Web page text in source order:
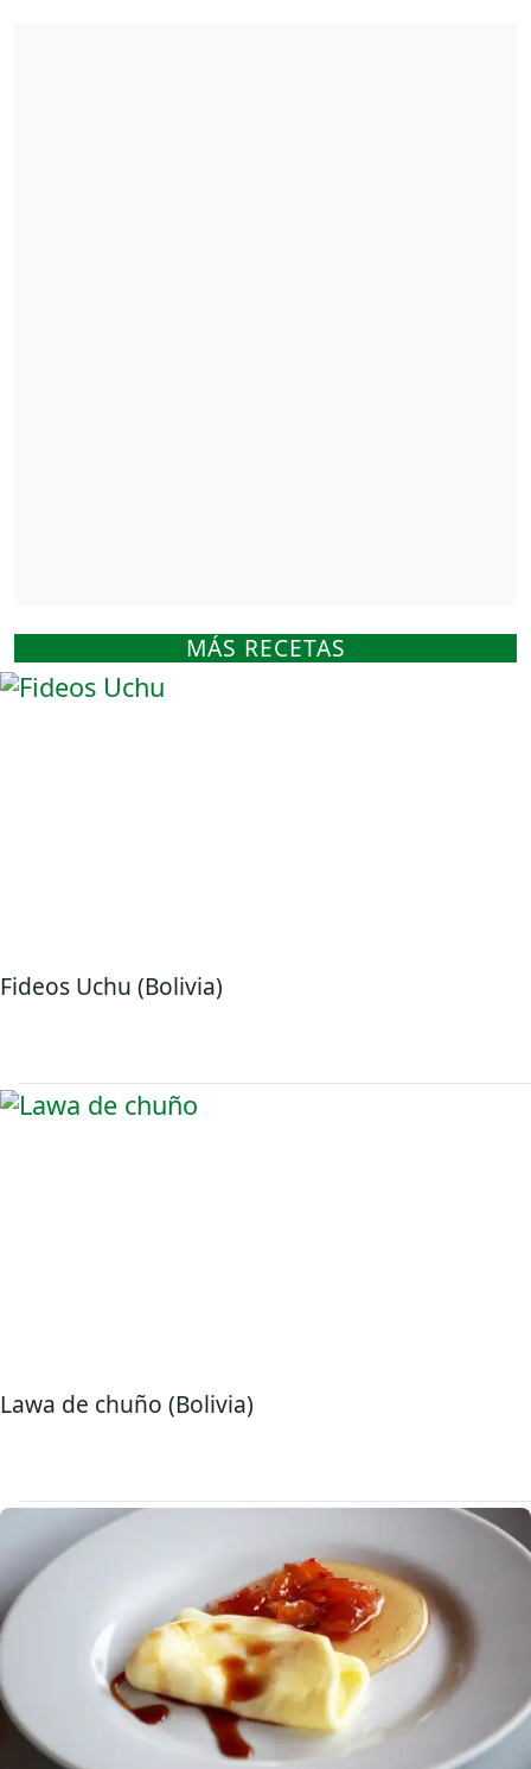
MÁS RECETAS
Fideos Uchu (Bolivia)
Lawa de chuño (Bolivia)